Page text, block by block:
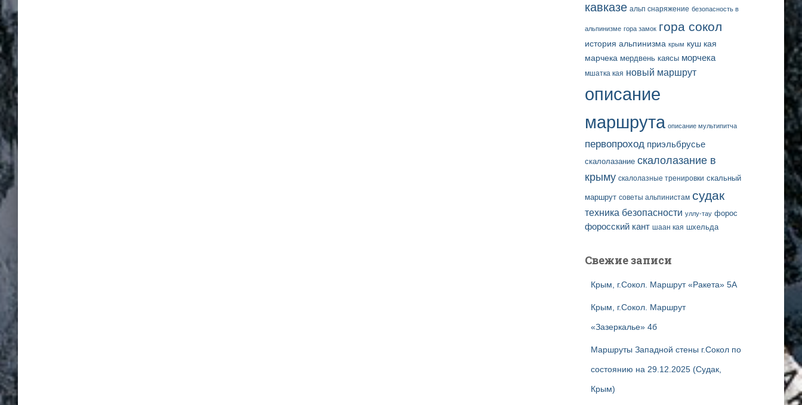
кавказе альп снаряжение безопасность в
альпинизме гора замок гора сокол
история альпинизма крым куш кая
марчека мердвень каясы морчека
мшатка кая новый маршрут
описание
маршрута описание мультипитча
первопроход приэльбрусье
скалолазание скалолазание в
крыму скалолазные тренировки скальный
маршрут советы альпинистам судак
техника безопасности уллу-тау форос
форосский кант шаан кая шхельда
Свежие записи
Крым, г.Сокол. Маршрут «Ракета» 5А
Крым, г.Сокол. Маршрут
«Зазеркалье» 4б
Маршруты Западной стены г.Сокол по
состоянию на 29.12.2025 (Судак,
Крым)